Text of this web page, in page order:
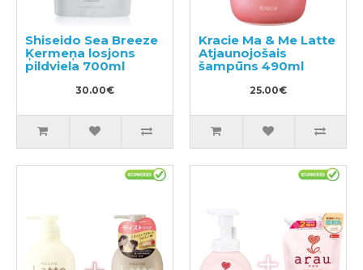
Shiseido Sea Breeze
Ķermeņa losjons
pildviela 700ml
30.00€
Kracie Ma & Me Latte
Atjaunojošais
šampūns 490ml
25.00€